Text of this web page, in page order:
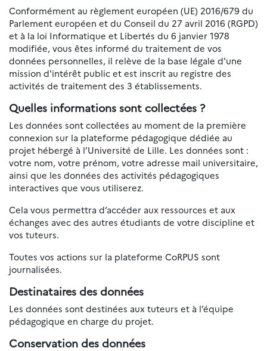
Conformément au règlement européen (UE) 2016/679 du
Parlement européen et du Conseil du 27 avril 2016 (RGPD)
et à la loi Informatique et Libertés du 6 janvier 1978
modifiée, vous êtes informé du traitement de vos
données personnelles, il relève de la base légale d'une
mission d'intérêt public et est inscrit au registre des
activités de traitement des 3 établissements.
Quelles informations sont collectées ?
Les données sont collectées au moment de la première
connexion sur la plateforme pédagogique dédiée au
projet hébergé à l’Université de Lille. Les données sont :
votre nom, votre prénom, votre adresse mail universitaire,
ainsi que les données des activités pédagogiques
interactives que vous utiliserez.
Cela vous permettra d’accéder aux ressources et aux
échanges avec des autres étudiants de votre discipline et
vos tuteurs.
Toutes vos actions sur la plateforme CoRPUS sont
journalisées.
Destinataires des données
Les données sont destinées aux tuteurs et à l’équipe
pédagogique en charge du projet.
Conservation des données